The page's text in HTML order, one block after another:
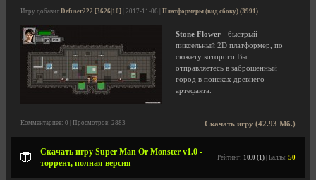
Игру добавил Defuser222 [3626|10] | 2017-11-06 | Платформеры (вид сбоку) (3991)
Stone Flower - быстрый
пиксельный 2D платформер, по
сюжету которого Вы
отправляетесь в заброшенный
город в поисках древнего
артефакта.
Скачать игру (42.93 Мб.)
Комментариев: 0 | Просмотров: 2883
Скачать игру Super Man Or Monster v1.0 -
торрент, полная версия
Рейтинг: 10.0 (1) | Баллы: 50